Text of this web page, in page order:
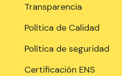
Transparencia
Política de Calidad
Política de seguridad
Certificación ENS